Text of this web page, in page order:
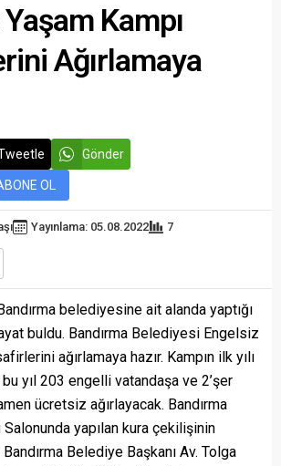
Kampı
Ağırlamaya
Gönder
OL
Yayınlama: 05.08.2022 7
belediyesine ait alanda yaptığı
buldu. Bandırma Belediyesi Engelsiz
ağırlamaya hazır. Kampın ilk yılı
yıl 203 engelli vatandaşa ve 2’şer
ücretsiz ağırlayacak. Bandırma
yapılan kura çekilişinin
Belediye Başkanı Av. Tolga